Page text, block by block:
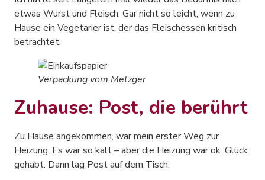
etwas Wurst und Fleisch. Gar nicht so leicht, wenn zu
Hause ein Vegetarier ist, der das Fleischessen kritisch
betrachtet.
Verpackung vom Metzger
Zuhause: Post, die berührt
Zu Hause angekommen, war mein erster Weg zur
Heizung. Es war so kalt – aber die Heizung war ok. Glück
gehabt. Dann lag Post auf dem Tisch.